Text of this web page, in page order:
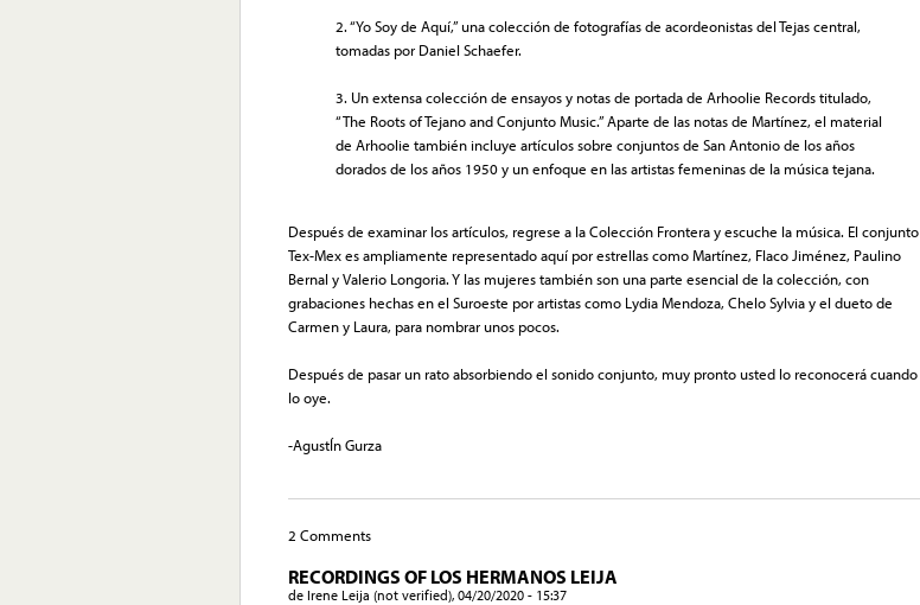
2. “Yo Soy de Aquí,” una colección de fotografías de acordeonistas del Tejas central,
tomadas por Daniel Schaefer.
3. Un extensa colección de ensayos y notas de portada de Arhoolie Records titulado,
“The Roots of Tejano and Conjunto Music.” Aparte de las notas de Martínez, el material
de Arhoolie también incluye artículos sobre conjuntos de San Antonio de los años
dorados de los años 1950 y un enfoque en las artistas femeninas de la música tejana.
Después de examinar los artículos, regrese a la Colección Frontera y escuche la música. El conjunto
Tex-Mex es ampliamente representado aquí por estrellas como Martínez, Flaco Jiménez, Paulino
Bernal y Valerio Longoria. Y las mujeres también son una parte esencial de la colección, con
grabaciones hechas en el Suroeste por artistas como Lydia Mendoza, Chelo Sylvia y el dueto de
Carmen y Laura, para nombrar unos pocos.
Después de pasar un rato absorbiendo el sonido conjunto, muy pronto usted lo reconocerá cuando
lo oye.
-AgustÍn Gurza
2 Comments
RECORDINGS OF LOS HERMANOS LEIJA
de Irene Leija (not verified), 04/20/2020 - 15:37